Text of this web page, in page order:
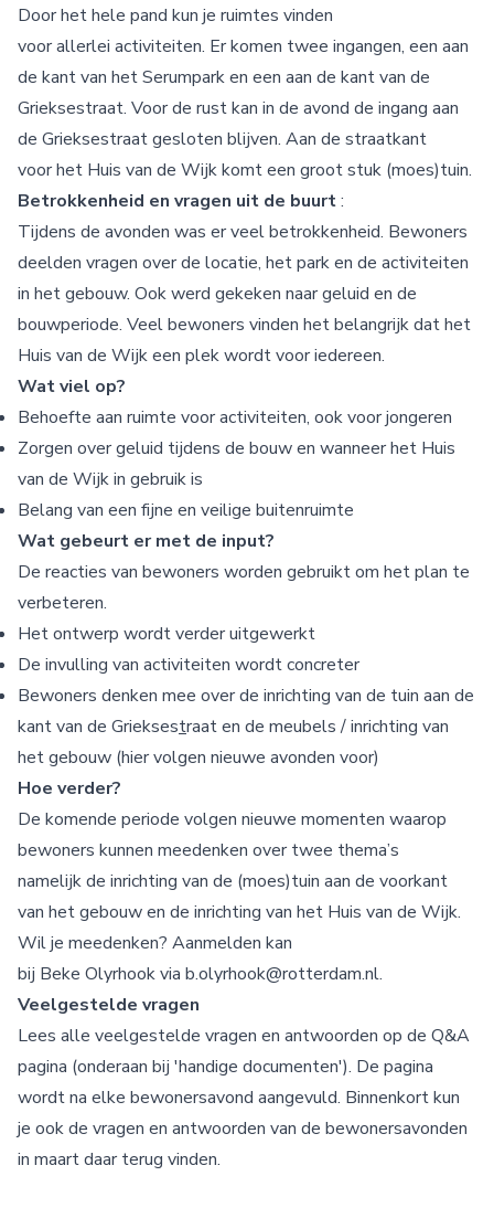
Door het hele pand kun je ruimtes vinden
voor allerlei activiteiten. Er komen twee ingangen, een aan
de kant van het Serumpark en een aan de kant van de
Grieksestraat. Voor de rust kan in de avond de ingang aan
de Grieksestraat gesloten blijven. Aan de straatkant
voor het Huis van de Wijk komt een groot stuk (moes)tuin.
Betrokkenheid en vragen uit de buurt:
Tijdens de avonden was er veel betrokkenheid. Bewoners
deelden vragen over de locatie, het park en de activiteiten
in het gebouw. Ook werd gekeken naar geluid en de
bouwperiode. Veel bewoners vinden het belangrijk dat het
Huis van de Wijk een plek wordt voor iedereen.
Wat viel op?
Behoefte aan ruimte voor activiteiten, ook voor jongeren
Zorgen over geluid tijdens de bouw en wanneer het Huis
van de Wijk in gebruik is
Belang van een fijne en veilige buitenruimte
Wat gebeurt er met de input?
De reacties van bewoners worden gebruikt om het plan te
verbeteren.
Het ontwerp wordt verder uitgewerkt
De invulling van activiteiten wordt concreter
Bewoners denken mee over de inrichting van de tuin aan de
kant van de Grieksestraat en de meubels / inrichting van
het gebouw (hier volgen nieuwe avonden voor)
Hoe verder?
De komende periode volgen nieuwe momenten waarop
bewoners kunnen meedenken over twee thema’s
namelijk de inrichting van de (moes)tuin aan de voorkant
van het gebouw en de inrichting van het Huis van de Wijk.
Wil je meedenken? Aanmelden kan
bij Beke Olyrhook via b.olyrhook@rotterdam.nl.
Veelgestelde vragen
Lees alle veelgestelde vragen en antwoorden op de Q&A
pagina (onderaan bij 'handige documenten'). De pagina
wordt na elke bewonersavond aangevuld. Binnenkort kun
je ook de vragen en antwoorden van de bewonersavonden
in maart daar terug vinden.